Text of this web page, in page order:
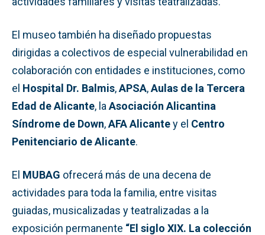
El museo también ha diseñado propuestas
dirigidas a colectivos de especial vulnerabilidad en
colaboración con entidades e instituciones, como
el Hospital Dr. Balmis,APSA,Aulas de la Tercera
Edad de Alicante, la Asociación Alicantina
Síndrome de Down,AFA Alicantey el Centro
Penitenciario de Alicante.
El MUBAG ofrecerá más de una decena de
actividades para toda la familia, entre visitas
guiadas, musicalizadas y teatralizadas a la
exposición permanente “El siglo XIX. La colección